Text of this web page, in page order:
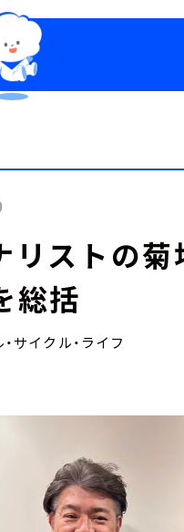
リストの
総括
サイクル・ライフ